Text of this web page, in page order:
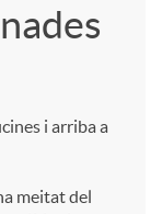
i arriba a
meitat del